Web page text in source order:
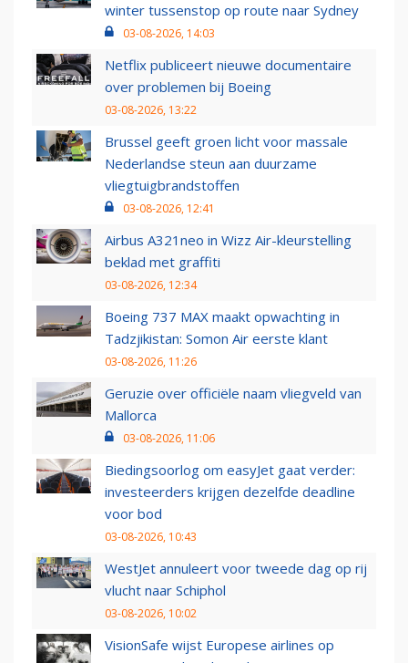
winter tussenstop op route naar Sydney
03-08-2026, 14:03
Netflix publiceert nieuwe documentaire
over problemen bij Boeing
03-08-2026, 13:22
Brussel geeft groen licht voor massale
Nederlandse steun aan duurzame
vliegtuigbrandstoffen
03-08-2026, 12:41
Airbus A321neo in Wizz Air-kleurstelling
beklad met graffiti
03-08-2026, 12:34
Boeing 737 MAX maakt opwachting in
Tadzjikistan: Somon Air eerste klant
03-08-2026, 11:26
Geruzie over officiële naam vliegveld van
Mallorca
03-08-2026, 11:06
Biedingsoorlog om easyJet gaat verder:
investeerders krijgen dezelfde deadline
voor bod
03-08-2026, 10:43
WestJet annuleert voor tweede dag op rij
vlucht naar Schiphol
03-08-2026, 10:02
VisionSafe wijst Europese airlines op